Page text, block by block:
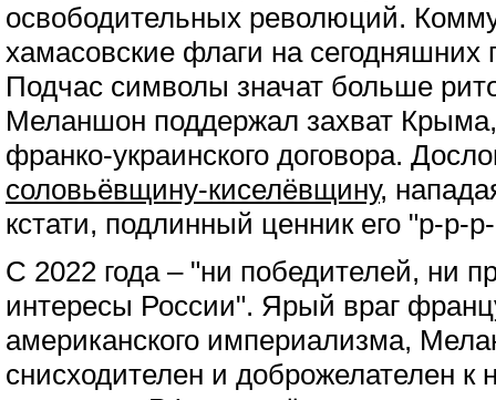
освободительных революций.
хамасовские флаги на сегодняшних
Подчас символы значат больше
Меланшон поддержал захват
франко-украинского договора.
соловьёвщину-киселёвщину,
кстати, подлинный ценник его "р-р-
С 2022 года – "ни победителей, ни
интересы России". Ярый враг
американского империализма,
снисходителен и доброжелателен к